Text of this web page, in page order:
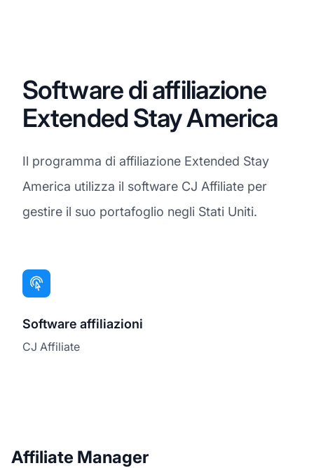
Software di affiliazione
Extended Stay America
Il programma di affiliazione Extended Stay
America utilizza il software CJ Affiliate per
gestire il suo portafoglio negli Stati Uniti.
Software affiliazioni
CJ Affiliate
Affiliate Manager